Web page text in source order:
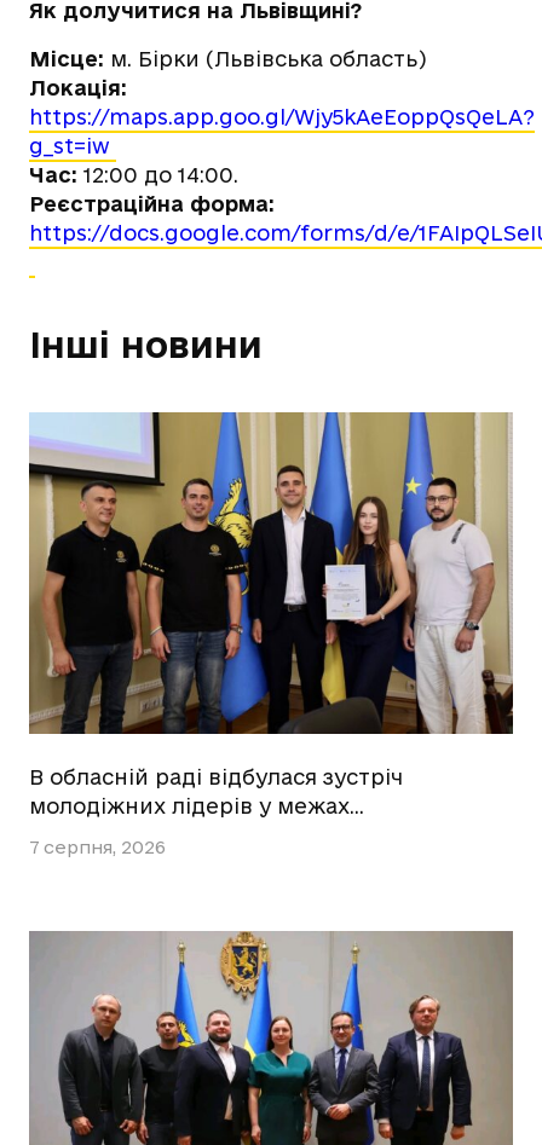
Як долучитися на Львівщині?
Місце: м. Бірки (Львівська область)
Локація:
https://maps.app.goo.gl/Wjy5kAeEoppQsQeLA?
g_st=iw
Час: 12:00 до 14:00.
Реєстраційна форма:
https://docs.google.com/forms/d/e/
Інші новини
В обласній раді відбулася зустріч
молодіжних лідерів у межах…
7 серпня, 2026